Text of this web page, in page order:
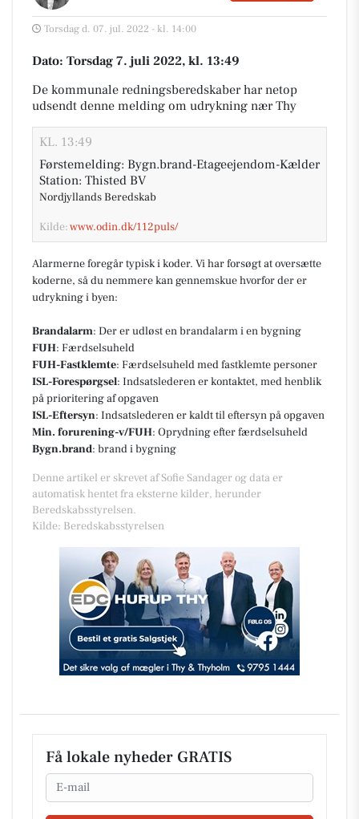
Torsdag d. 07. jul. 2022 - kl. 14:00
Dato: Torsdag 7. juli 2022, kl. 13:49
De kommunale redningsberedskaber har netop
udsendt denne melding om udrykning nær Thy
KL. 13:49
Førstemelding: Bygn.brand-Etageejendom-Kælder
Station: Thisted BV
Nordjyllands Beredskab
Kilde:www.odin.dk/112puls/
Alarmerne foregår typisk i koder. Vi har forsøgt at oversætte
koderne, så du nemmere kan gennemskue hvorfor der er
udrykning i byen:
Brandalarm: Der er udløst en brandalarm i en bygning
FUH: Færdselsuheld
FUH-Fastklemte: Færdselsuheld med fastklemte personer
ISL-Forespørgsel: Indsatslederen er kontaktet, med henblik
på prioritering af opgaven
ISL-Eftersyn: Indsatslederen er kaldt til eftersyn på opgaven
Min. forurening-v/FUH: Oprydning efter færdselsuheld
Bygn.brand: brand i bygning
Denne artikel er skrevet af Sofie Sandager og data er
automatisk hentet fra eksterne kilder, herunder
Beredskabsstyrelsen.
Kilde: Beredskabsstyrelsen
Få lokale nyheder GRATIS
Email